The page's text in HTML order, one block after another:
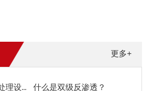
更多+
玻璃钢一体化污水处理设备工艺流程 什么是双级反渗透？